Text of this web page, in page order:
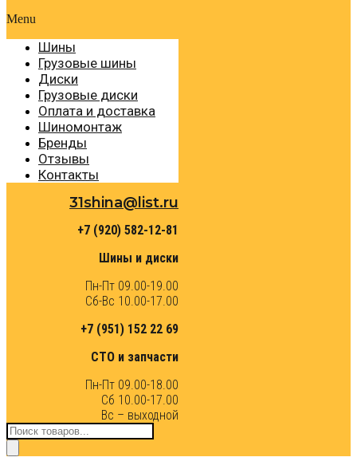
Menu
Шины
Грузовые шины
Диски
Грузовые диски
Оплата и доставка
Шиномонтаж
Бренды
Отзывы
Контакты
31shina@list.ru
+7 (920) 582-12-81
Шины и диски
Пн-Пт 09.00-19.00
Сб-Вс 10.00-17.00
+7 (951) 152 22 69
СТО и запчасти
Пн-Пт 09.00-18.00
Сб 10.00-17.00
Вс – выходной
Поиск
товаров